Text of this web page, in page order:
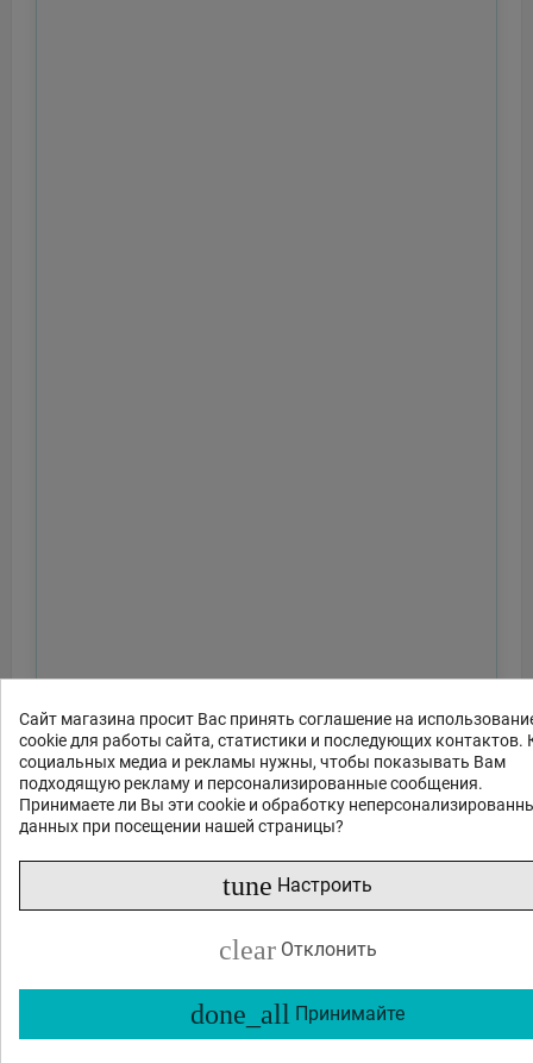
Сайт магазина просит Вас принять соглашение на
cookie для работы сайта, статистики и последующих контактов.
социальных медиа и рекламы нужны, чтобы показывать Вам
подходящую рекламу и персонализированные сообщения.
Принимаете ли Вы эти cookie и обработку
данных при посещении нашей страницы?
tune Настроить
clear Отклонить
done_all Принимайте